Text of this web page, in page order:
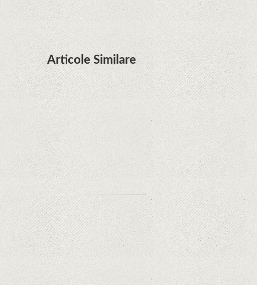
decât credeam; Are cameră
telephoto cu zoom optic variabil
Articole Similare